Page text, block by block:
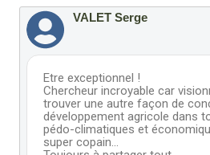
VALET Serge
Etre exceptionnel !
Chercheur incroyable car
trouver une autre façon de
développement agricole dans
pédo-climatiques et
super copain...